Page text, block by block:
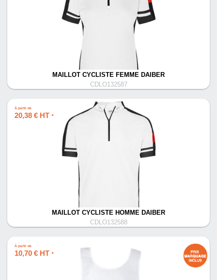
MAILLOT CYCLISTE FEMME DAIBER
CDLO132587
À partir de
20,38 € HT *
MAILLOT CYCLISTE HOMME DAIBER
CDLO132588
À partir de
10,70 € HT *